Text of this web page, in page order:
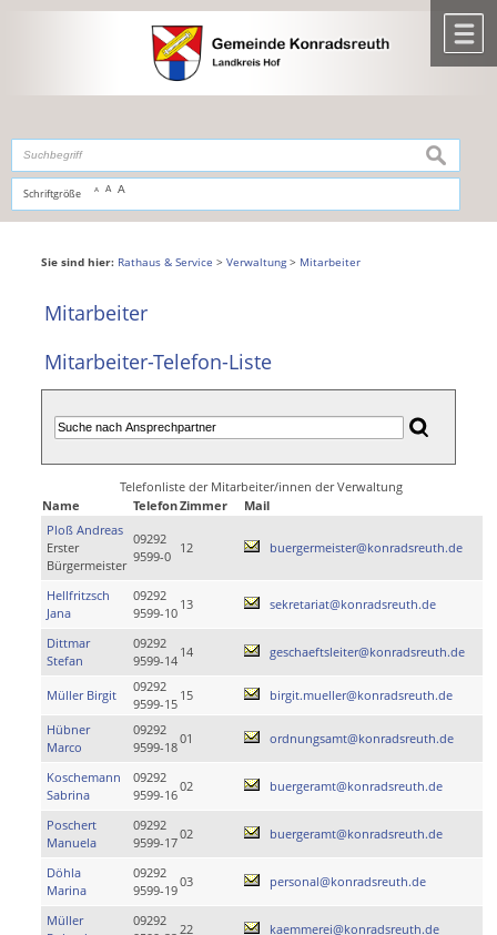
,zur Navigationoderzur Startseitespringen.
Schriftgröße A A A
suchen
Sie sind hier: Rathaus & Service > Verwaltung> Mitarbeiter
Mitarbeiter
Mitarbeiter-Telefon-Liste
Telefonliste der Mitarbeiter/innen der Verwaltung
Name
TelefonZimmer
Mail
Ploß Andreas
Erster
Bürgermeister
09292
9599-0
12 buergermeister@konradsreuth.de
Hellfritzsch
Jana
09292
9599-10
13 sekretariat@konradsreuth.de
Dittmar
Stefan
09292
9599-14
14 geschaeftsleiter@konradsreuth.de
Müller Birgit
09292
9599-15
15 birgit.mueller@konradsreuth.de
Hübner
Marco
09292
9599-18
01 ordnungsamt@konradsreuth.de
Koschemann
Sabrina
09292
9599-16
02 buergeramt@konradsreuth.de
Poschert
Manuela
09292
9599-17
02 buergeramt@konradsreuth.de
Döhla
Marina
09292
9599-19
03 personal@konradsreuth.de
Müller
09292
22 kaemmerei@konradsreuth.de